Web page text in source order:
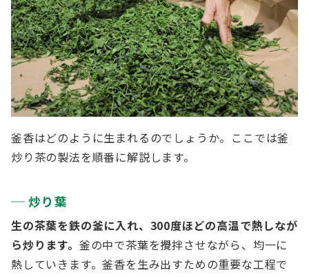
釜香はどのように生まれるのでしょうか。ここでは釜
炒り茶の製法を順番に解説します。
炒り葉
生の茶葉を鉄の釜に入れ、300度ほどの高温で熱しなが
ら炒ります。 釜の中で茶葉を攪拌させながら、均一に
熱していきます。釜香を生み出すための重要な工程で